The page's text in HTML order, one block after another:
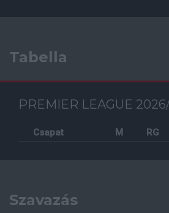
Tabella
PREMIER LEAGUE
Csapat M RG
Szavazás